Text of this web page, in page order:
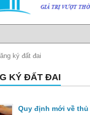
ký đất đai
KÝ ĐẤT ĐAI
Quy định mới về